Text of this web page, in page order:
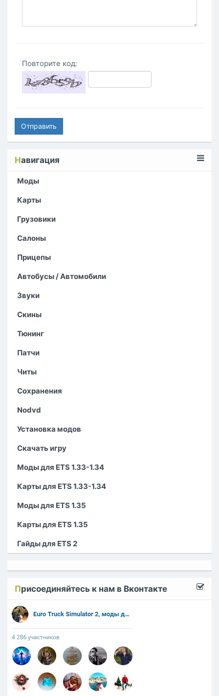
Повторите код:
Отправить
Навигация
Моды
Карты
Грузовики
Салоны
Прицепы
Автобусы / Автомобили
Звуки
Скины
Тюнинг
Патчи
Читы
Сохранения
Nodvd
Установка модов
Скачать игру
Моды для ETS 1.33-1.34
Карты для ETS 1.33-1.34
Моды для ETS 1.35
Карты для ETS 1.35
Гайды для ETS 2
Присоединяйтесь к нам в Вконтакте